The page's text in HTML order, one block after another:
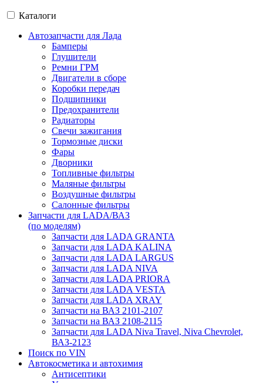
Каталоги
Автозапчасти для Лада
Бамперы
Глушители
Ремни ГРМ
Двигатели в сборе
Коробки передач
Подшипники
Предохранители
Радиаторы
Свечи зажигания
Тормозные диски
Фары
Дворники
Топливные фильтры
Маляные фильтры
Воздушные фильтры
Салонные фильтры
Запчасти для LADA/ВАЗ
(по моделям)
Запчасти для LADA GRANTA
Запчасти для LADA KALINA
Запчасти для LADA LARGUS
Запчасти для LADA NIVA
Запчасти для LADA PRIORA
Запчасти для LADA VESTA
Запчасти для LADA XRAY
Запчасти на ВАЗ 2101-2107
Запчасти на ВАЗ 2108-2115
Запчасти для LADA Niva Travel, Niva Chevrolet,
ВАЗ-2123
Поиск по VIN
Автокосметика и автохимия
Антисептики